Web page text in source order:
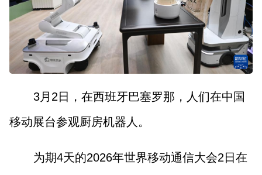
3月2日，在西班牙巴塞罗那，人们在中国
移动展台参观厨房机器人。
为期4天的2026年世界移动通信大会2日在